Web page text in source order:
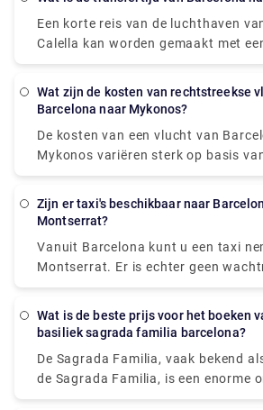
metropoolregio op basis van de
van Barcelona.
Een korte reis van de luchthaven
Calella kan worden gemaakt met
opties: trein, bus of taxi (transfer).
uur en 11 minuten en kost EUR 4,9.
transfer ben je in 50 minuten van
Calella, maar dat kost je minimaal
(of 52 kilometer naar het centrum
Wat zijn de kosten van rechtstreekse vluchten van
Barcelona naar Mykonos?
De kosten van een vlucht van
Mykonos variëren sterk op basis
vakantie, seizoensinvloeden en
vanaf de luchthaven van Barcelona
Zijn er taxi's beschikbaar naar Barcelona Tourist Guide
Montserrat?
Vanuit Barcelona kunt u een taxi
Montserrat. Er is echter geen
nadat u in Montserrat bent
een verzoek indienen om opgehaald
Montserrat bent, vergeet dan niet
het panoramische uitzicht op
Wat is de beste prijs voor het boeken van tickets voor
basiliek sagrada familia barcelona?
De Sagrada Familia, vaak bekend
de Sagrada Familia, is een enorme
rooms-katholieke kleine basiliek in